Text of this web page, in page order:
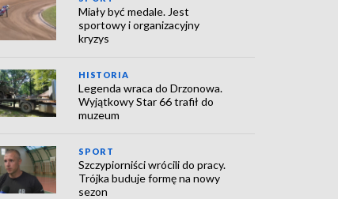
Miały być medale. Jest
sportowy i organizacyjny
kryzys
HISTORIA
Legenda wraca do Drzonowa.
Wyjątkowy Star 66 trafił do
muzeum
SPORT
Szczypiorniści wrócili do pracy.
Trójka buduje formę na nowy
sezon